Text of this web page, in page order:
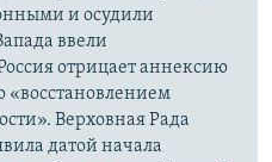
и осудили
ввели
отрицает аннексию
«восстановлением
Верховная Рада
датой начала